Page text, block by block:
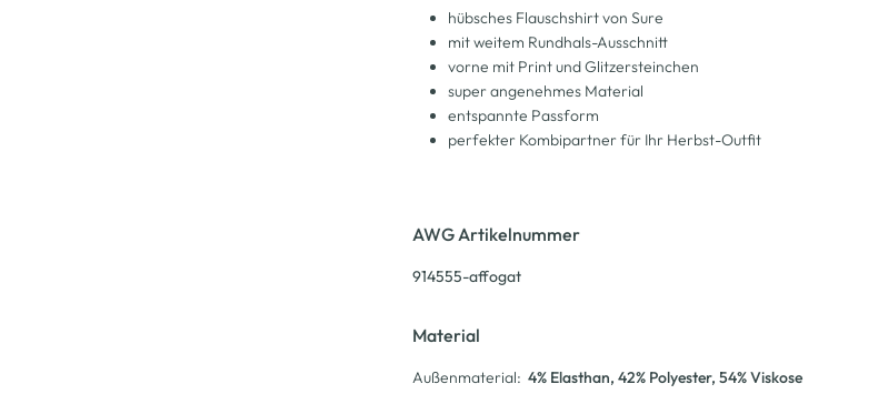
hübsches Flauschshirt von Sure
mit weitem Rundhals-Ausschnitt
vorne mit Print und Glitzersteinchen
super angenehmes Material
entspannte Passform
perfekter Kombipartner für Ihr Herbst-Outfit
AWG Artikelnummer
914555-affogat
Material
Außenmaterial: 4% Elasthan, 42% Polyester, 54% Viskose